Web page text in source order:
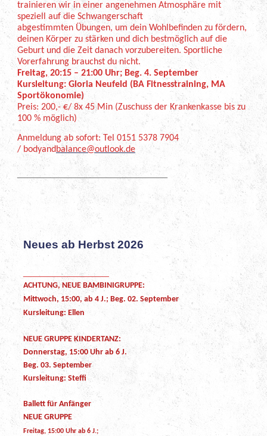
trainieren wir in einer angenehmen Atmosphäre mit
speziell auf die Schwangerschaft
abgestimmten Übungen, um dein Wohlbefinden zu fördern,
deinen Körper zu stärken und dich bestmöglich auf die
Geburt und die Zeit danach vorzubereiten. Sportliche
Vorerfahrung brauchst du nicht.
Freitag, 20:15 – 21:00 Uhr; Beg. 4. September
Kursleitung: Gloria Neufeld (BA Fitnesstraining, MA
Sportökonomie)
Preis: 200,- €/ 8x 45 Min (Zuschuss der Krankenkasse bis zu
100 % möglich)
Anmeldung ab sofort: Tel 0151 5378 7904
/ bodyand balance@outlook.de
____________________________
Neues ab Herbst 2026
__________________
ACHTUNG, NEUE BAMBINIGRUPPE:
Mittwoch, 15:00, ab 4 J.; Beg. 02. September
Kursleitung: Ellen
NEUE GRUPPE KINDERTANZ:
Donnerstag, 15:00 Uhr ab 6 J.
Beg. 03. September
Kursleitung: Steffi
Ballett für Anfänger
NEUE GRUPPE
Freitag, 15:00 Uhr ab 6 J.;